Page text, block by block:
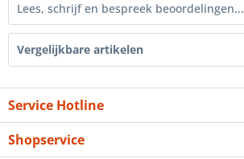
Lees, schrijf en bespreek beoordelingen...
Vergelijkbare artikelen
Service Hotline
Shopservice